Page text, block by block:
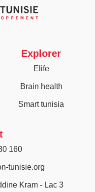
Explorer
Elife
Brain health
Smart tunisia
160
tunisie.org
Kram - Lac 3